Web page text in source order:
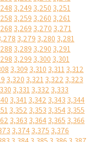
3,249 3,250 3,251
3,259 3,260 3,261
3,269 3,270 3,271
3,279 3,280 3,281
3,289 3,290 3,291
3,299 3,300 3,301
3,309 3,310 3,3113,312
3,320 3,3213,322 3,323
3,3313,332 3,333
3,3413,342 3,343 3,344
3,352 3,353 3,3543,355
3,363 3,3643,365 3,366
3,3743,375 3,376